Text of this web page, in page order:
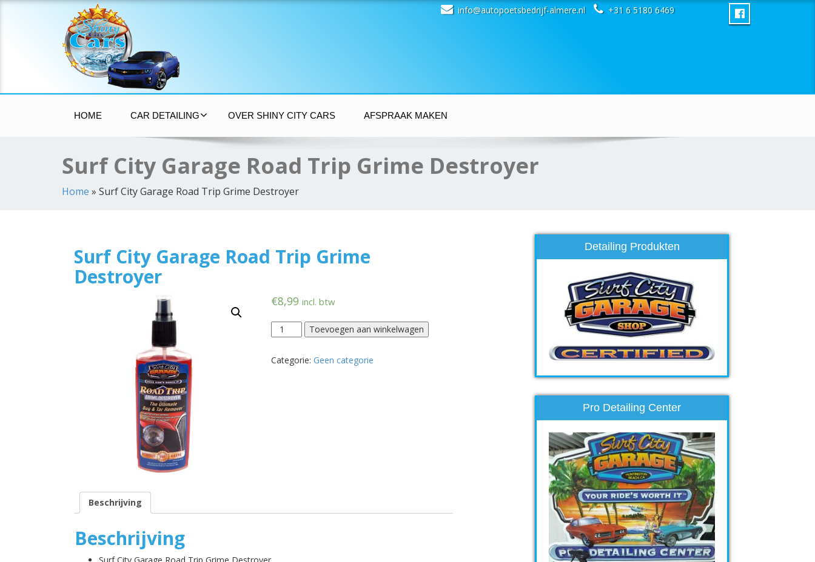
info@autopoetsbedrijf-almere.nl +31 6 5180 6469
HOME CAR DETAILING OVER SHINY CITY CARS AFSPRAAK MAKEN
Surf City Garage Road Trip Grime Destroyer
Home » Surf City Garage Road Trip Grime Destroyer
Surf City Garage Road Trip Grime
Destroyer
€8,99 incl. btw
Toevoegen aan winkelwagen
Categorie: Geen categorie
Beschrijving
Beschrijving
Surf City Garage Road Trip Grime Destroyer
Detailing Produkten
Pro Detailing Center